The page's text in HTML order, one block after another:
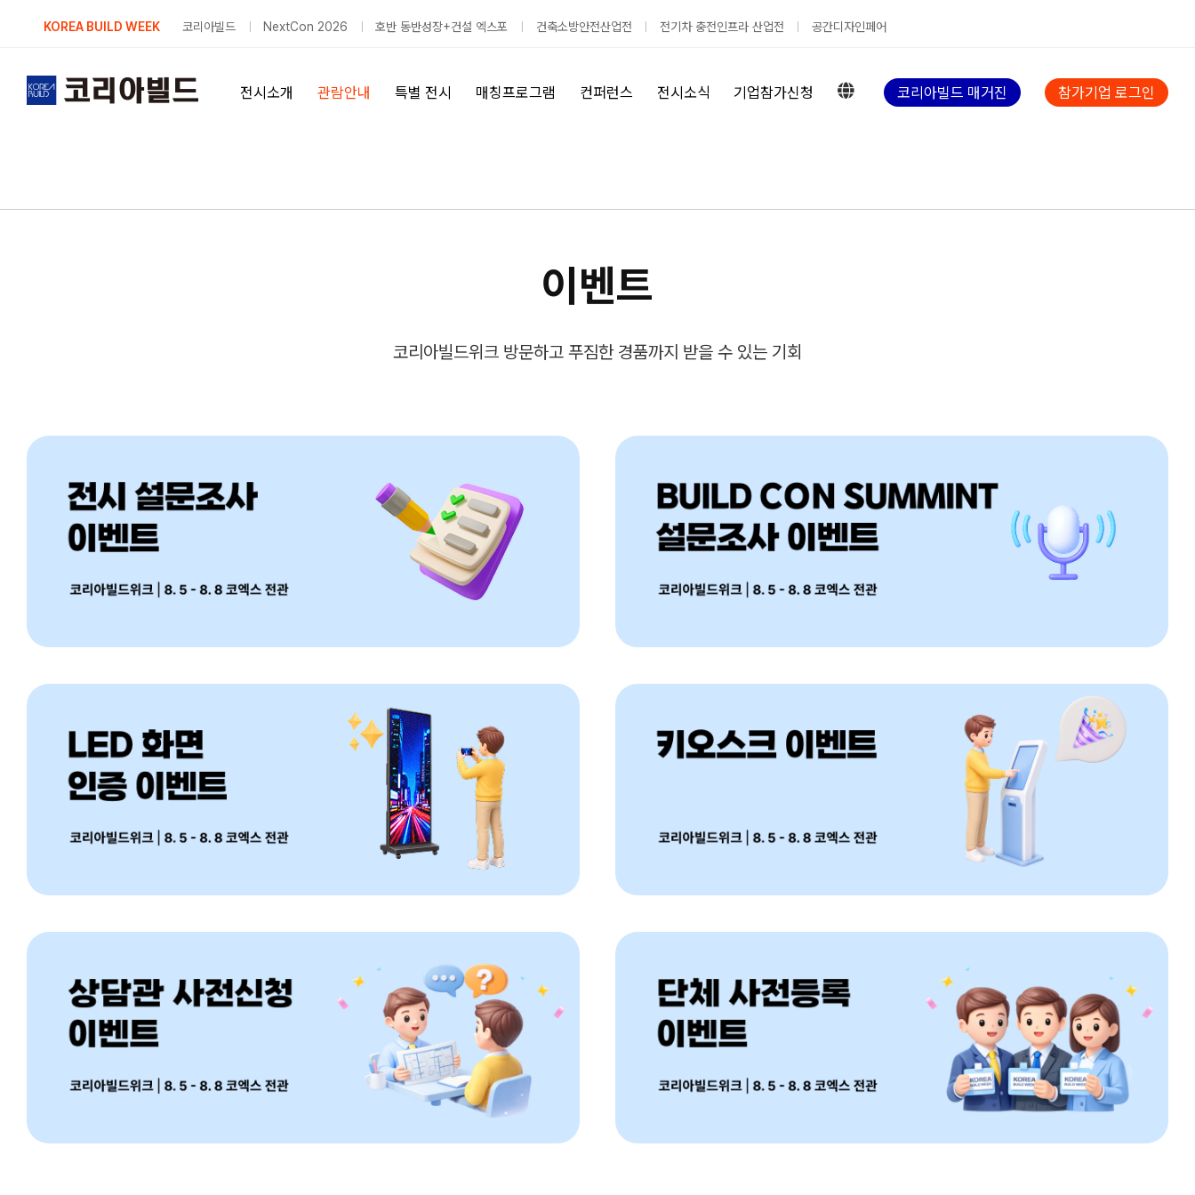
KOREA BUILD WEEK 코리아빌드 NextCon 2026 호반 동반성장+건설 엑스포 건축소방안전산업전 전기차 충전인프라 산업전 공간디자인페어
전시소개 관람안내 특별 전시 매칭프로그램 컨퍼런스 전시소식 기업참가신청 코리아빌드 매거진 참가기업 로그인
이벤트
코리아빌드위크 방문하고 푸짐한 경품까지 받을 수 있는 기회